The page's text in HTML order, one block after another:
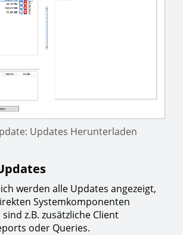
Updates Herunterladen
werden alle Updates angezeigt,
Systemkomponenten
z.B. zusätzliche Client
oder Queries.